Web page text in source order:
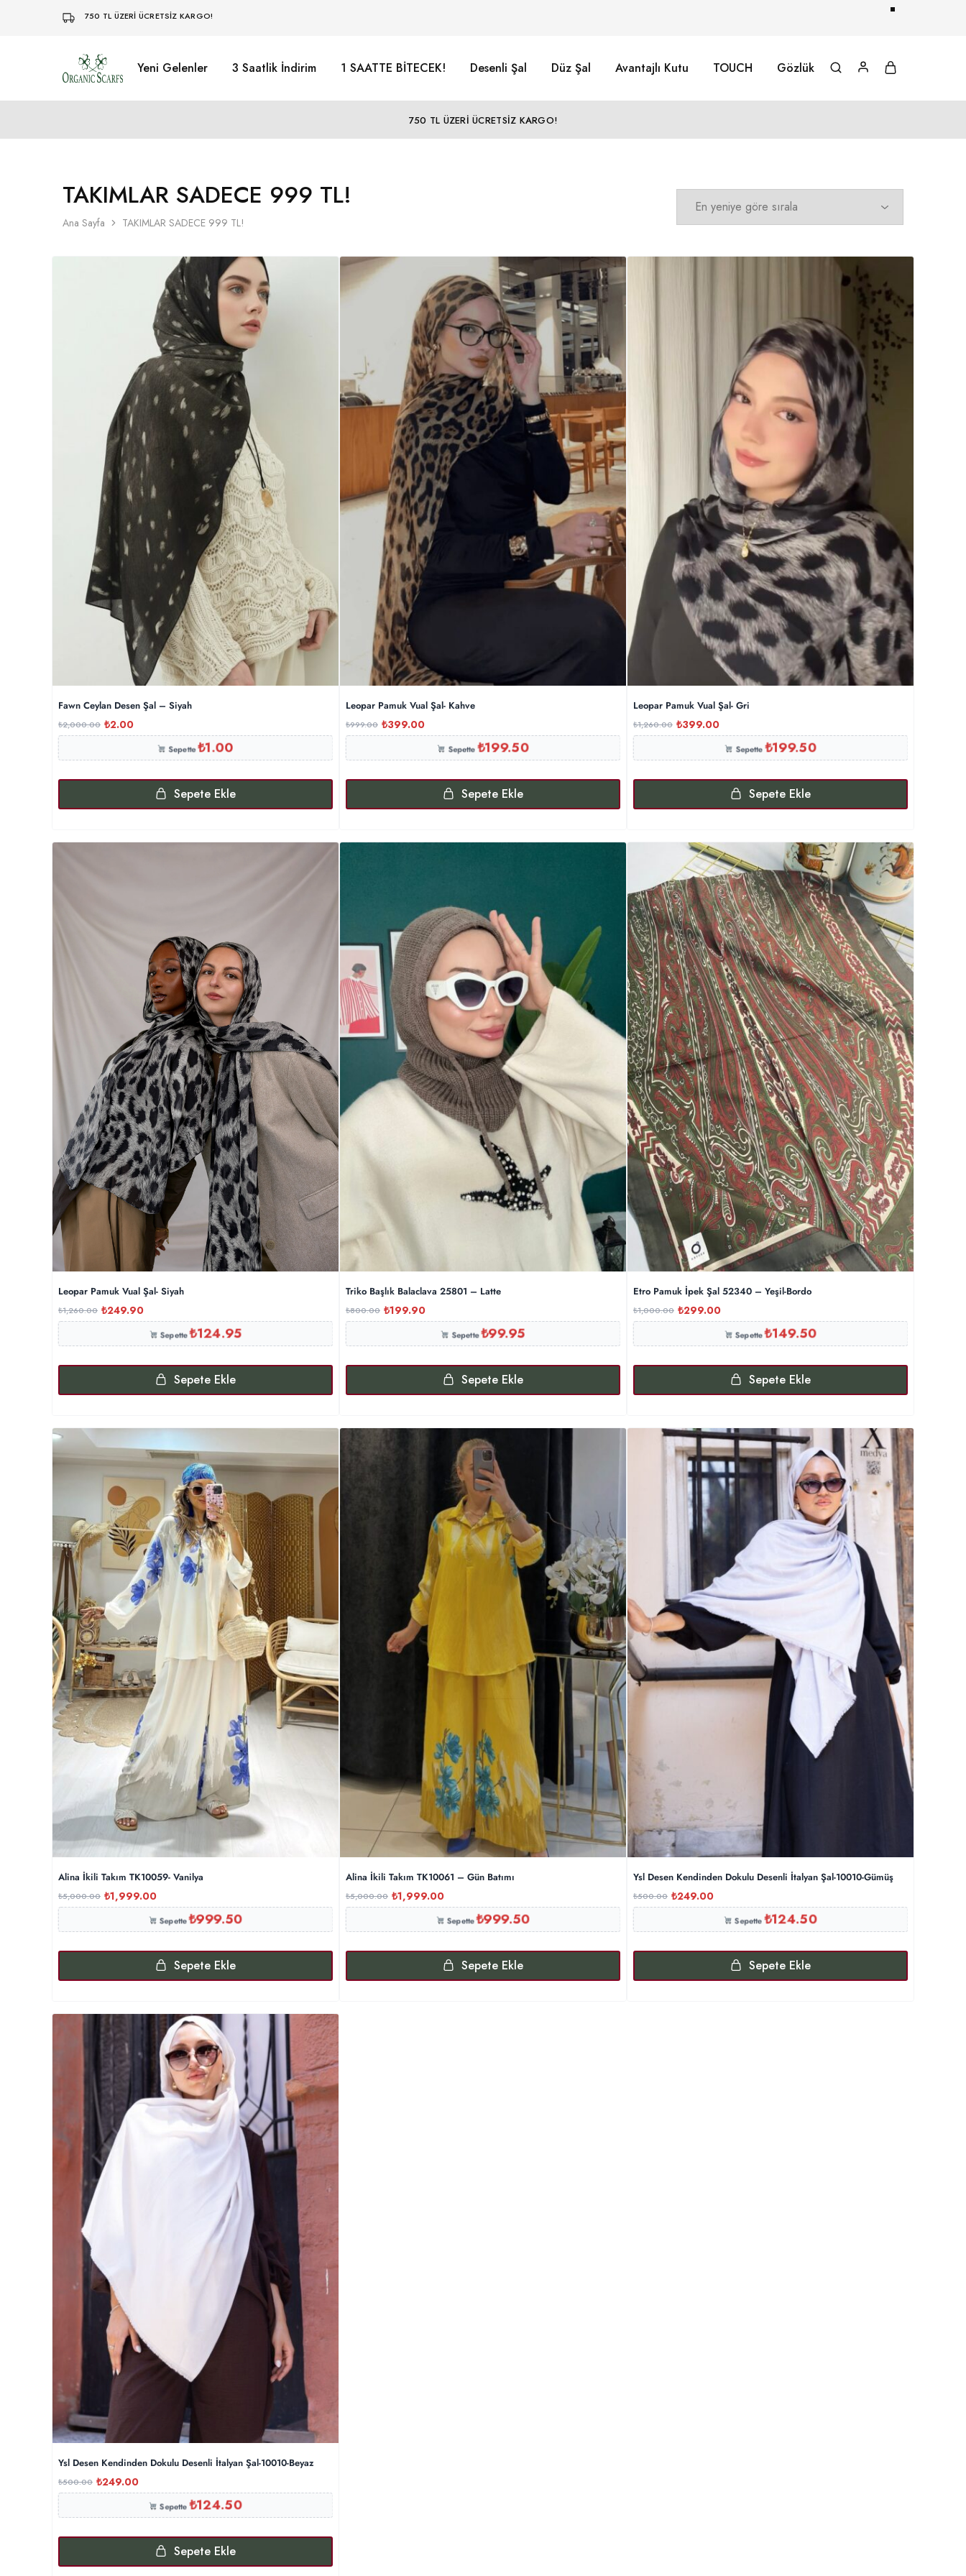
750 TL ÜZERİ ÜCRETSİZ KARGO!
Organikscarf Yeni Gelenler 3 Saatlik İndirim 1 SAATTE BİTECEK! Desenli Şal Düz Şal Avantajlı Kutu TOUCH Gözlük
750 TL ÜZERİ ÜCRETSİZ KARGO!
TAKIMLAR SADECE 999 TL!
Ana Sayfa TAKIMLAR SADECE 999 TL!
Fawn Ceylan Desen Şal – Siyah
₺2,000.00 ₺2.00
Sepette₺1.00
Sepete Ekle
Leopar Pamuk Vual Şal- Kahve
₺999.00 ₺399.00
Sepette₺199.50
Sepete Ekle
Leopar Pamuk Vual Şal- Gri
₺1,260.00 ₺399.00
Sepette₺199.50
Sepete Ekle
Leopar Pamuk Vual Şal- Siyah
₺1,260.00 ₺249.90
Sepette₺124.95
Sepete Ekle
Triko Başlık Balaclava 25801 – Latte
₺800.00 ₺199.90
Sepette₺99.95
Sepete Ekle
Etro Pamuk İpek Şal 52340 – Yeşil-Bordo
₺1,000.00 ₺299.00
Sepette₺149.50
Sepete Ekle
Alina İkili Takım TK10059- Vanilya
₺5,000.00 ₺1,999.00
Sepette₺999.50
Sepete Ekle
Alina İkili Takım TK10061 – Gün Batımı
₺5,000.00 ₺1,999.00
Sepette₺999.50
Sepete Ekle
Ysl Desen Kendinden Dokulu Desenli İtalyan Şal-10010-Gümüş
₺500.00 ₺249.00
Sepette₺124.50
Sepete Ekle
Ysl Desen Kendinden Dokulu Desenli İtalyan Şal-10010-Beyaz
₺500.00 ₺249.00
Sepette₺124.50
Sepete Ekle